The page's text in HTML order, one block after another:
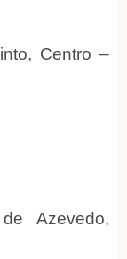
Centro –
Azevedo,